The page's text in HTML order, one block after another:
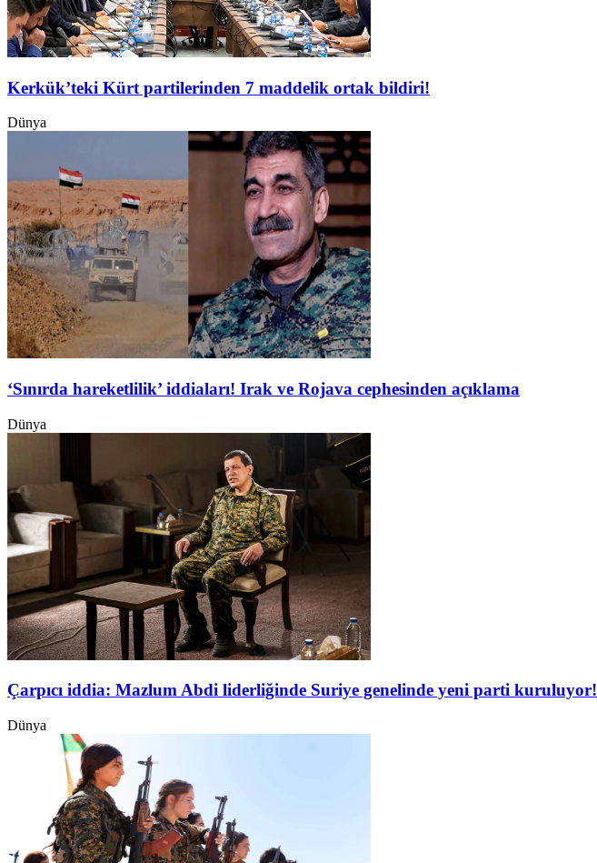
Kerkük’teki Kürt partilerinden 7 maddelik ortak bildiri!
Dünya
‘Sınırda hareketlilik’ iddiaları! Irak ve Rojava cephesinden açıklama
Dünya
Çarpıcı iddia: Mazlum Abdi liderliğinde Suriye genelinde yeni parti kuruluyor!
Dünya